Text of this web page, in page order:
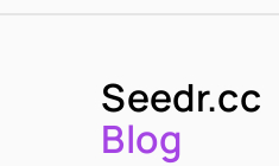
Seedr.cc
Blog